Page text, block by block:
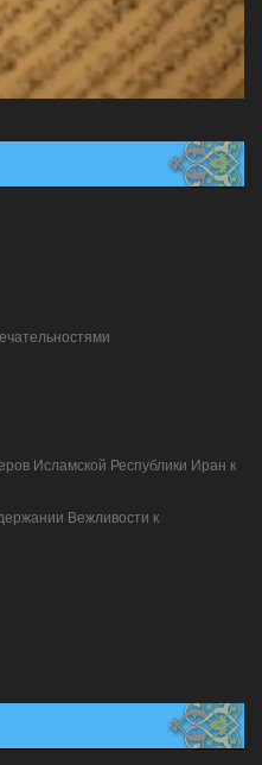
Исламской Республики Иран к
Вежливости к